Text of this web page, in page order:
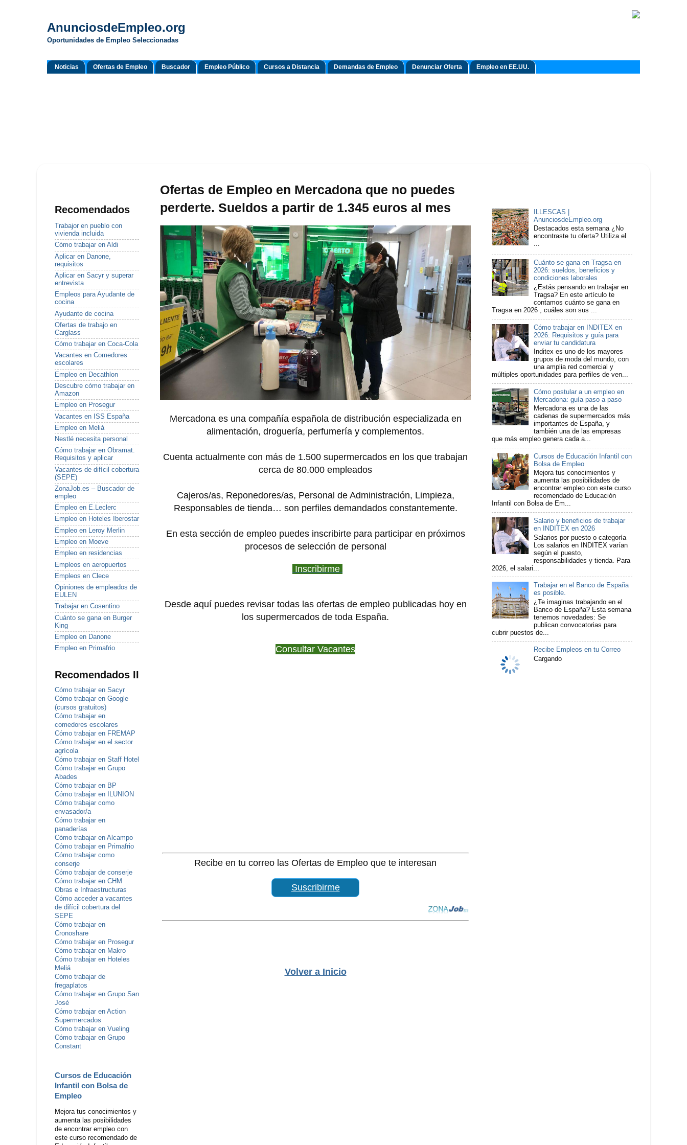
AnunciosdeEmpleo.org
Oportunidades de Empleo Seleccionadas
Noticias Ofertas de Empleo Buscador Empleo Público Cursos a Distancia Demandas de Empleo Denunciar Oferta Empleo en EE.UU.
Ofertas de Empleo en Mercadona que no puedes
perderte. Sueldos a partir de 1.345 euros al mes
Mercadona es una compañía española de distribución especializada en
alimentación, droguería, perfumería y complementos.
Cuenta actualmente con más de 1.500 supermercados en los que trabajan
cerca de 80.000 empleados
Cajeros/as, Reponedores/as, Personal de Administración, Limpieza,
Responsables de tienda… son perfiles demandados constantemente.
En esta sección de empleo puedes inscribirte para participar en próximos
procesos de selección de personal
Inscribirme
Desde aquí puedes revisar todas las ofertas de empleo publicadas hoy en
los supermercados de toda España.
Consultar Vacantes
Recibe en tu correo las Ofertas de Empleo que te interesan
Suscribirme
Volver a Inicio
Recomendados
Trabajor en pueblo con
vivienda incluida
Cómo trabajar en Aldi
Aplicar en Danone,
requisitos
Aplicar en Sacyr y superar
entrevista
Empleos para Ayudante de
cocina
Ayudante de cocina
Ofertas de trabajo en
Carglass
Cómo trabajar en Coca-Cola
Vacantes en Comedores
escolares
Empleo en Decathlon
Descubre cómo trabajar en
Amazon
Empleo en Prosegur
Vacantes en ISS España
Empleo en Meliá
Nestlé necesita personal
Cómo trabajar en Obramat.
Requisitos y aplicar
Vacantes de difícil cobertura
(SEPE)
ZonaJob.es – Buscador de
empleo
Empleo en E.Leclerc
Empleo en Hoteles Iberostar
Empleo en Leroy Merlin
Empleo en Moeve
Empleo en residencias
Empleos en aeropuertos
Empleos en Clece
Opiniones de empleados de
EULEN
Trabajar en Cosentino
Cuánto se gana en Burger
King
Empleo en Danone
Empleo en Primafrio
Recomendados II
Cómo trabajar en Sacyr
Cómo trabajar en Google
(cursos gratuitos)
Cómo trabajar en
comedores escolares
Cómo trabajar en FREMAP
Cómo trabajar en el sector
agrícola
Cómo trabajar en Staff Hotel
Cómo trabajar en Grupo
Abades
Cómo trabajar en BP
Cómo trabajar en ILUNION
Cómo trabajar como
envasador/a
Cómo trabajar en
panaderías
Cómo trabajar en Alcampo
Cómo trabajar en Primafrio
Cómo trabajar como
conserje
Cómo trabajar de conserje
Cómo trabajar en CHM
Obras e Infraestructuras
Cómo acceder a vacantes
de difícil cobertura del
SEPE
Cómo trabajar en
Cronoshare
Cómo trabajar en Prosegur
Cómo trabajar en Makro
Cómo trabajar en Hoteles
Meliá
Cómo trabajar de
fregaplatos
Cómo trabajar en Grupo San
José
Cómo trabajar en Action
Supermercados
Cómo trabajar en Vueling
Cómo trabajar en Grupo
Constant
Cursos de Educación
Infantil con Bolsa de
Empleo
Mejora tus conocimientos y
aumenta las posibilidades
de encontrar empleo con
este curso recomendado de
ILLESCAS |
AnunciosdeEmpleo.org
Destacados esta semana ¿No
encontraste tu oferta? Utiliza el
...
Cuánto se gana en Tragsa en
2026: sueldos, beneficios y
condiciones laborales
¿Estás pensando en trabajar en
Tragsa? En este artículo te
contamos cuánto se gana en
Tragsa en 2026 , cuáles son sus ...
Cómo trabajar en INDITEX en
2026: Requisitos y guía para
enviar tu candidatura
Inditex es uno de los mayores
grupos de moda del mundo, con
una amplia red comercial y
múltiples oportunidades para perfiles de ven...
Cómo postular a un empleo en
Mercadona: guía paso a paso
Mercadona es una de las
cadenas de supermercados más
importantes de España, y
también una de las empresas
que más empleo genera cada a...
Cursos de Educación Infantil con
Bolsa de Empleo
Mejora tus conocimientos y
aumenta las posibilidades de
encontrar empleo con este curso
recomendado de Educación
Infantil con Bolsa de Em...
Salario y beneficios de trabajar
en INDITEX en 2026
Salarios por puesto o categoría
Los salarios en INDITEX varían
según el puesto,
responsabilidades y tienda. Para
2026, el salari...
Trabajar en el Banco de España
es posible.
¿Te imaginas trabajando en el
Banco de España? Esta semana
tenemos novedades: Se
publican convocatorias para
cubrir puestos de...
Recibe Empleos en tu Correo
Cargando